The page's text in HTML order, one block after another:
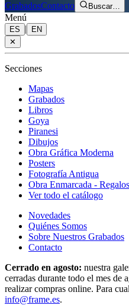
GrabadosContacto Buscar…
Menú
ES |
EN
✕
Secciones
Mapas
Grabados
Libros
Goya
Piranesi
Dibujos
Obra Gráfica Moderna
Posters
Fotografía Antigua
Obra Enmarcada - Regalos
Ver todo el catálogo
Novedades
Quiénes Somos
Sobre Nuestros Grabados
Contacto
Cerrado en agosto: nuestra
cerradas durante todo el mes de
realizar compras online. Para
info@frame.es.